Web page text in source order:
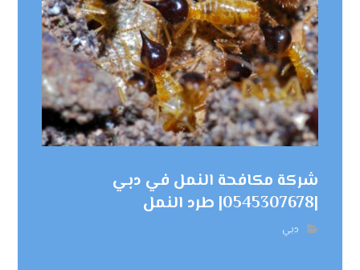
شركة مكافحة النمل في دبي
|0545307678| طرد النمل
دبي